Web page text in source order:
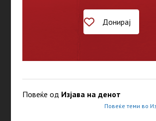
Донирај
Повеќе од Изјава на денот
Повеќе теми во